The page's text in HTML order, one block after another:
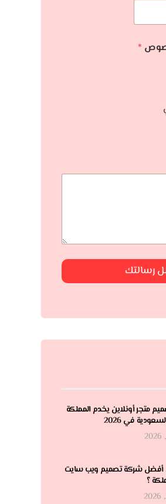
*
رسالتك
متجر أونلاين يخدم المملكة
في 2026
شركة تصميم ويب سايت
؟